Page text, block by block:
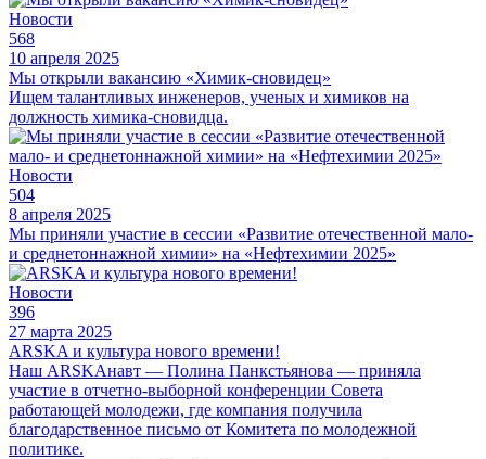
Новости
568
10 апреля 2025
Мы открыли вакансию «Химик-сновидец»
Ищем талантливых инженеров, ученых и химиков на
должность химика-сновидца.
Новости
504
8 апреля 2025
Мы приняли участие в сессии «Развитие отечественной мало-
и среднетоннажной химии» на «Нефтехимии 2025»
Новости
396
27 марта 2025
ARSKA и культура нового времени!
Наш ARSKAнавт — Полина Панкстьянова — приняла
участие в отчетно-выборной конференции Совета
работающей молодежи, где компания получила
благодарственное письмо от Комитета по молодежной
политике.